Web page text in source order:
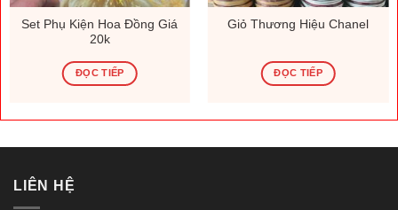
Set Phụ Kiện Hoa Đồng Giá
20k
ĐỌC TIẾP
Giỏ Thương Hiệu Chanel
ĐỌC TIẾP
LIÊN HỆ